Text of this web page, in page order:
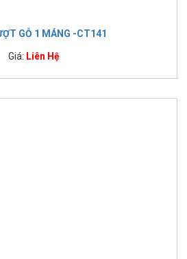
GỖ 1 MÁNG -CT141
Giá: Liên Hệ